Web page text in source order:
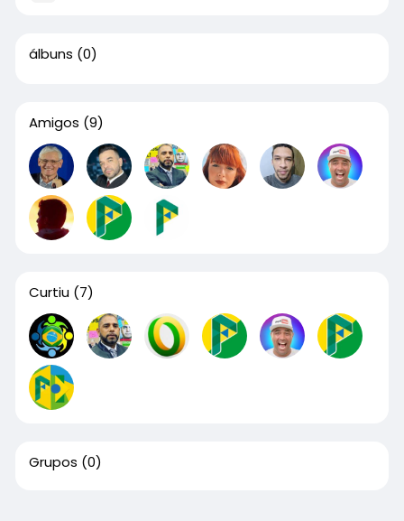
álbuns (0)
Amigos (9)
Curtiu (7)
Grupos (0)